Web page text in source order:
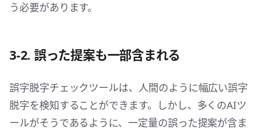
う必要があります。
3-2. 誤った提案も一部含まれる
誤字脱字チェックツールは、人間のように幅広い誤字
脱字を検知することができます。しかし、多くのAIツ
ールがそうであるように、一定量の誤った提案が含ま